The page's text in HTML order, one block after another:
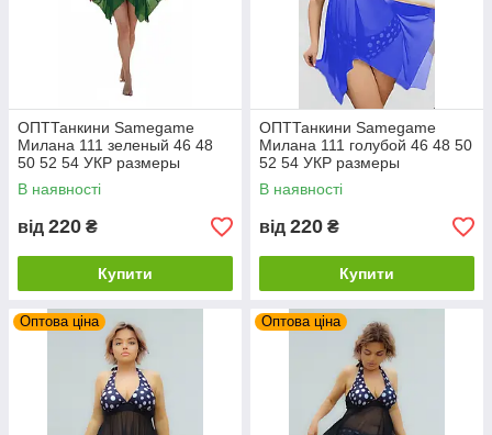
ОПТТанкини Samegame
Милана 111 зеленый 46 48
50 52 54 УКР размеры
В наявності
від 220 ₴
Купити
ОПТТанкини Samegame
Милана 111 голубой 46 48 50
52 54 УКР размеры
В наявності
від 220 ₴
Купити
Оптова ціна Оптова ціна